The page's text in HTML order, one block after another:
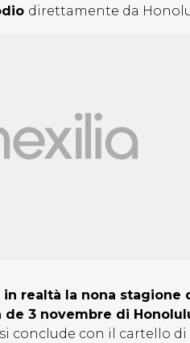
direttamente da
in realtà la nona stagione
3 novembre di
conclude con il cartello di